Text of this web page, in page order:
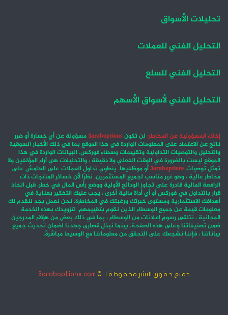
تحليلات الأسواق
التحليل الفني للعملات
التحليل الفني للسلع
التحليل الفني لأسواق الأسهم
إخلاء المسؤولية عن المخاطر: لن تكون3araboptionsمسؤولة عن أي خسارة أو ضرر
ناتج عن الاعتماد على المعلومات الواردة في هذا الموقع بما في ذلك الأخبار السوقية
والتحليل والتوصيات التداولية وتقييمات وسطاء فوركس. البيانات الواردة في هذا
الموقع ليست بالضرورة في الوقت الفعلي ولا دقيقة ، والتحليلات هي آراء المؤلفين ولا
تمثل توصيات3araboptionsأو موظفيها. ينطوي تداول العملات على الهامش على
مخاطر عالية ، وهو غير مناسب لجميع المستثمرين. نظرًا لأن خسائر المنتجات ذات
الرافعة المالية قادرة على تجاوز الودائع الأولية ووضع رأس المال في خطر. قبل اتخاذ
قرار بالتداول في فوركس أو أي أداة مالية أخرى ، يجب عليك التفكير بعناية في
أهدافك الاستثمارية ومستوى خبرتك ورغبتك في المخاطرة. نحن نعمل بجد لنقدم لك
معلومات قيمة عن جميع الوسطاء الذين نقوم بتقييمهم. لتزويدك بهذه الخدمة
المجانية ، نتلقى رسوم إعلانات من الوسطاء ، بما في ذلك بعض من هؤلاء المدرجين
ضمن تصنيفاتنا وعلى هذه الصفحة. بينما نبذل قصارى جهدنا لضمان تحديث جميع
بياناتنا ، فإننا نشجعك على التحقق من معلوماتنا مع الوسيط مباشرةً.
جميع حقوق النشر محفوظة لـ © 3araboptions.com